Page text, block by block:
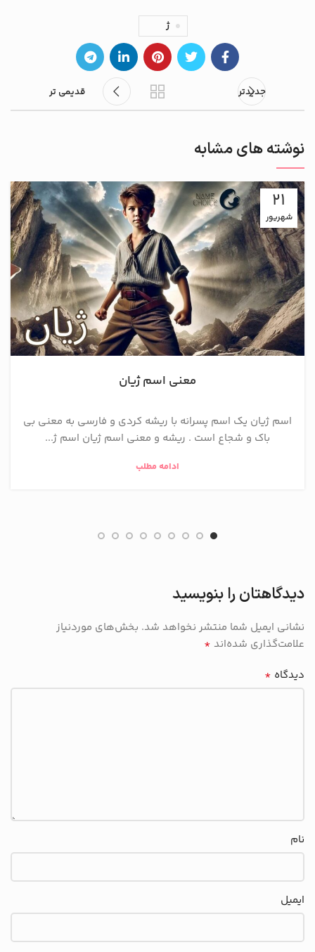
ژ
جدیدتر قدیمی تر
نوشته های مشابه
21
شهریور
معنی اسم ژیان
اسم ژیان یک اسم پسرانه با ریشه کردی و فارسی به معنی بی
باک و شجاع است . ریشه و معنی اسم ژیان اسم ژ...
ادامه مطلب
دیدگاهتان را بنویسید
نشانی ایمیل شما منتشر نخواهد شد. بخش‌های موردنیاز
علامت‌گذاری شده‌اند *
دیدگاه *
نام
ایمیل